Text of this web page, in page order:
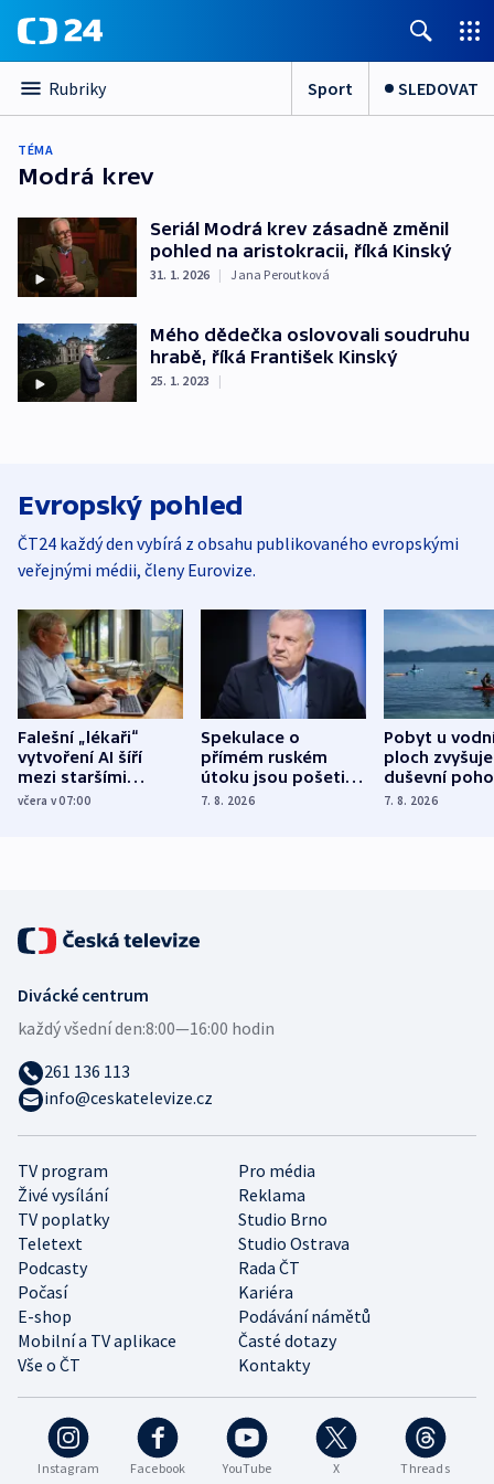
Rubriky Sport SLEDOVAT
TÉMA
Modrá krev
Seriál Modrá krev zásadně změnil
pohled na aristokracii, říká Kinský
31. 1. 2026 | Jana Peroutková
Mého dědečka oslovovali soudruhu
hrabě, říká František Kinský
25. 1. 2023 |
Evropský pohled
ČT24 každý den vybírá z obsahu publikovaného evropskými
veřejnými médii, členy Eurovize.
Falešní „lékaři“
vytvoření AI šíří
mezi staršími
Poláky nebezpečné
včera v 07:00
Spekulace o
přímém ruském
útoku jsou pošetilé,
míní estonský
7. 8. 2026
Pobyt u
ploch zvyšuje
duševní
ukázala
7. 8. 2026
Instagram Facebook YouTube X Threads
TV program
Pro média
Živé vysílání
Reklama
TV poplatky
Studio Brno
Teletext
Studio Ostrava
Podcasty
Rada ČT
Počasí
Kariéra
E-shop
Podávání námětů
Mobilní a TV aplikace
Časté dotazy
Vše o ČT
Kontakty
Divácké centrum
každý všední den:8:00—16:00 hodin
261 136 113
info@ceskatelevize.cz